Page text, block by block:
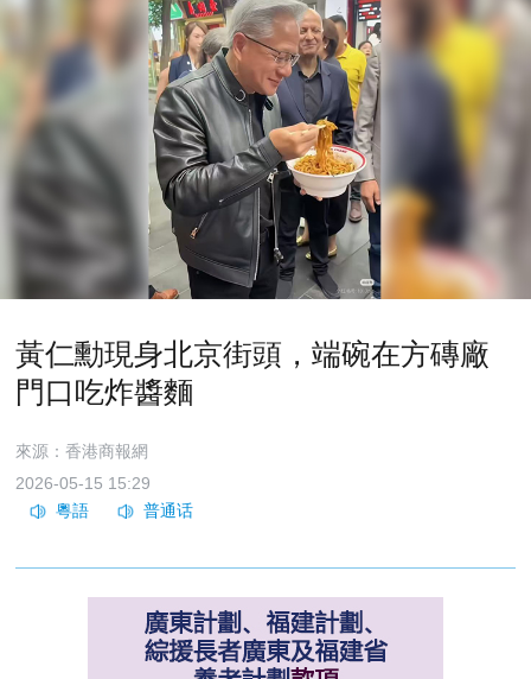
黃仁勳現身北京街頭，端碗在方磚廠
門口吃炸醬麵
來源：香港商報網
2026-05-15 15:29